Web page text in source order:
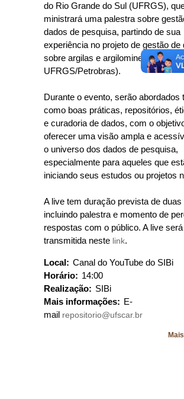
do Rio Grande do Sul (UFRGS),
ministrará uma palestra sobre
dados de pesquisa, partindo de sua
experiência no projeto de gestão de
sobre argilas e argilominerais
UFRGS/Petrobras).
Durante o evento, serão abordados
como boas práticas, repositórios,
e curadoria de dados, com o
oferecer uma visão ampla e
o universo dos dados de pesquisa,
especialmente para aqueles que
iniciando seus estudos ou projetos
A live tem duração prevista de duas
incluindo palestra e momento de
respostas com o público. A live será
transmitida neste link.
Local: Canal do YouTube do SIBi
Horário: 14:00
Realização: SIBi
Mais informações: E-
mail repositorio@ufscar.br